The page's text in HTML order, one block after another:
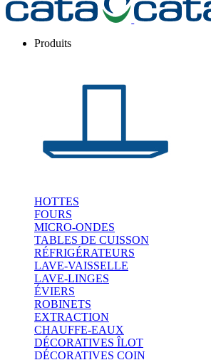
Produits
HOTTES
FOURS
MICRO-ONDES
TABLES DE CUISSON
RÉFRIGÉRATEURS
LAVE-VAISSELLE
LAVE-LINGES
ÉVIERS
ROBINETS
EXTRACTION
CHAUFFE-EAUX
DÉCORATIVES ÎLOT
DÉCORATIVES COIN